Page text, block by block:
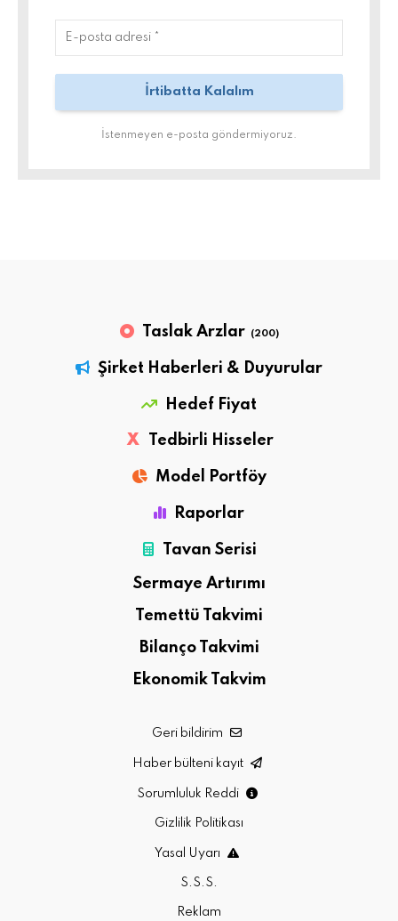
İstenmeyen e-posta göndermiyoruz.
Taslak Arzlar (200)
Şirket Haberleri & Duyurular
Hedef Fiyat
X Tedbirli Hisseler
Model Portföy
Raporlar
Tavan Serisi
Sermaye Artırımı
Temettü Takvimi
Bilanço Takvimi
Ekonomik Takvim
Geri bildirim
Haber bülteni kayıt
Sorumluluk Reddi
Gizlilik Politikası
Yasal Uyarı
S.S.S.
Reklam